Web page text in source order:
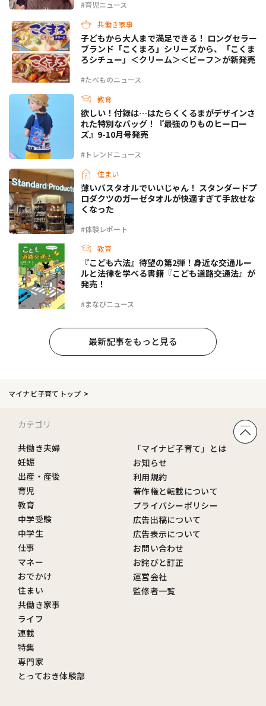
#育児ニュース
共働き家事
#たべものニュース
子どもから大人まで満足できる！ ロングセラー
ブランド「こくまろ」シリーズから、「こくま
ろシチュー」＜クリーム＞＜ビーフ＞が新発売
教育
#トレンドニュース
欲しい！付録は…はたらくくるまがデザインさ
れた特別なバッグ！『最強のりものヒーロー
ズ』9-10月号発売
住まい
#体験レポート
薄いバスタオルでいいじゃん！ スタンダードプ
ロダクツのガーゼタオルが快適すぎて手放せな
くなった
教育
#まなびニュース
『こども六法』待望の第2弾！身近な交通ルー
ルと法律を学べる書籍『こども道路交通法』が
発売！
最新記事をもっと見る
マイナビ子育てトップ
カテゴリ
共働き夫婦
妊娠
出産・産後
育児
教育
中学受験
中学生
仕事
マネー
おでかけ
住まい
共働き家事
ライフ
連載
特集
専門家
とっておき体験部
「マイナビ子育て」とは
お知らせ
利用規約
著作権と転載について
プライバシーポリシー
広告出稿について
広告表示について
お問い合わせ
お詫びと訂正
運営会社
監修者一覧